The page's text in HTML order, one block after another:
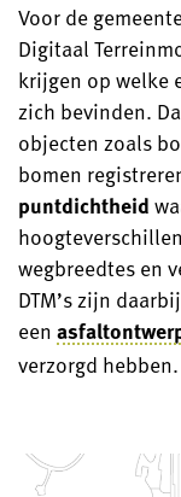
Voor de
Digitaal
krijgen op welke
zich bevinden.
objecten zoals
bomen
puntdichtheid
wegbreedtes en
DTM’s zijn
een
verzorgd hebben.